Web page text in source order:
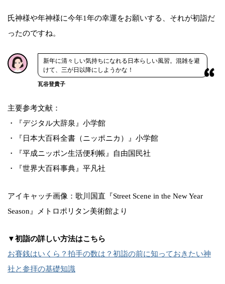
氏神様や年神様に今年1年の幸運をお願いする、それが初詣だ
ったのですね。
新年に清々しい気持ちになれる日本らしい風習。混雑を避
けて、三が日以降にしようかな！
瓦谷登貴子
主要参考文献：
・『デジタル大辞泉』小学館
・『日本大百科全書（ニッポニカ）』小学館
・『平成ニッポン生活便利帳』自由国民社
・『世界大百科事典』平凡社
アイキャッチ画像：歌川国直『Street Scene in the New Year
Season』メトロポリタン美術館より
▼初詣の詳しい方法はこちら
お賽銭はいくら？拍手の数は？初詣の前に知っておきたい神
社と参拝の基礎知識